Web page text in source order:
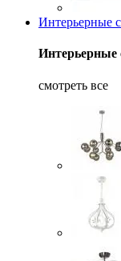
Интерьерные
Интерьерные
смотреть все